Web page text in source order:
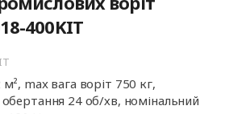
400KIT
max вага воріт 750 кг,
24 об/хв, номінальний